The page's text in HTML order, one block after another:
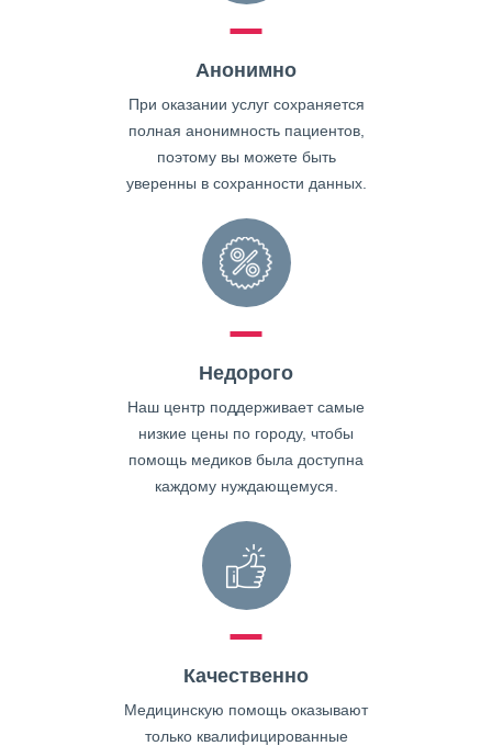
Анонимно
При оказании услуг сохраняется
полная анонимность пациентов,
поэтому вы можете быть
уверенны в сохранности данных.
Недорого
Наш центр поддерживает самые
низкие цены по городу, чтобы
помощь медиков была доступна
каждому нуждающемуся.
Качественно
Медицинскую помощь оказывают
только квалифицированные